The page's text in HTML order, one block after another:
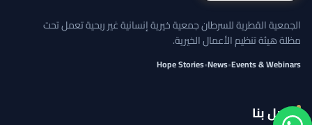
الجمعية القطرية للسرطان جمعية خيرية إنسانية غير ربحية تعمل تحت
مظلة هيئة تنظيم الأعمال الخيرية.
Events & Webinars
•
News
•
Hope Stories
اتصل بنا